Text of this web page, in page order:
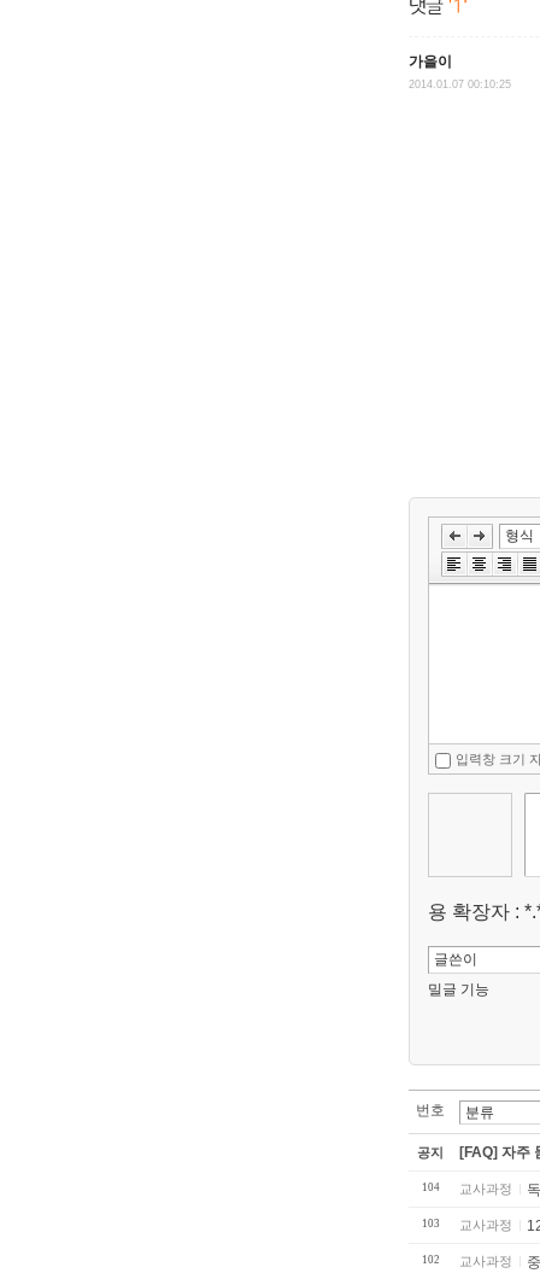
가을이
2014.01.07 00:10:25
입력창 크기
용 확장자 :
밀글 기능
번호
공지 [FAQ] 자주
104 교사과정
103 교사과정
102 교사과정